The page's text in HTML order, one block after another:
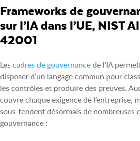
Frameworks de
sur l’IA dans l’UE, NIST
42001
Les cadres de gouvernance de l’IA
disposer d’un langage commun pour
les contrôles et produire des preuves.
couvre chaque exigence de l’entreprise,
sous-tendent désormais de nombreuses
gouvernance :